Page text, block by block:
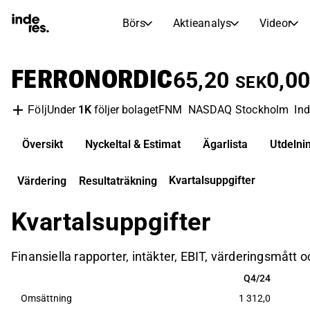
Börs Aktieanalys Videor
Börs
Börskalender
Utdelningskalender
Aktieanalys
Portfölj
inderesTV
Transkriptioner
Aktiejämförelse
Earnings Season
FERRONORDIC65,20 SEK0,00
FöljUnder 1K följer bolagetFNM NASDAQ Stockholm
Översikt Nyckeltal & Estimat Ägarlista
Värdering Resultaträkning Kvartalsuppgifter
Kvartalsuppgifter
Finansiella rapporter, intäkter, EBIT, värderingsmått
Q4/24
Q4/24
Omsättning
1 312,0